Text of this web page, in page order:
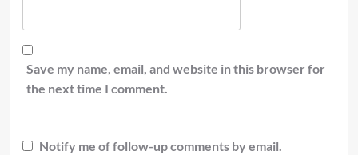
Save my name, email, and website in this browser for
the next time I comment.
Notify me of follow-up comments by email.